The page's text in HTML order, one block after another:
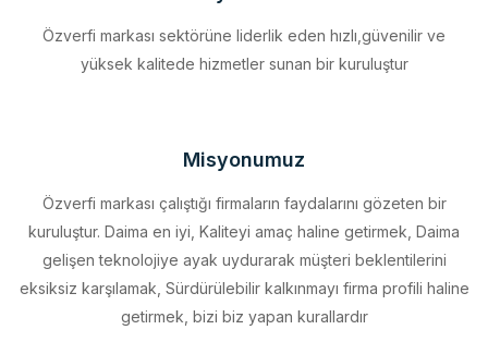
Özverfi markası çalıştığı firmaların faydalarını gözeten bir
gelişen teknolojiye ayak uydurarak müşteri beklentilerini
eksiksiz karşılamak, Sürdürülebilir kalkınmayı firma profili haline
getirmek, bizi biz yapan kurallardır